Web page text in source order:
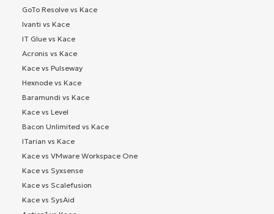
GoTo Resolve vs Kace
Ivanti vs Kace
IT Glue vs Kace
Acronis vs Kace
Kace vs Pulseway
Hexnode vs Kace
Baramundi vs Kace
Kace vs Level
Bacon Unlimited vs Kace
ITarian vs Kace
Kace vs VMware Workspace One
Kace vs Syxsense
Kace vs Scalefusion
Kace vs SysAid